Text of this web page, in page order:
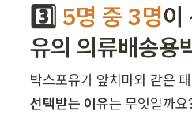
3️⃣ 5명 중 3명이
유의 의류배송용
선택받는 이유는 무엇일까요